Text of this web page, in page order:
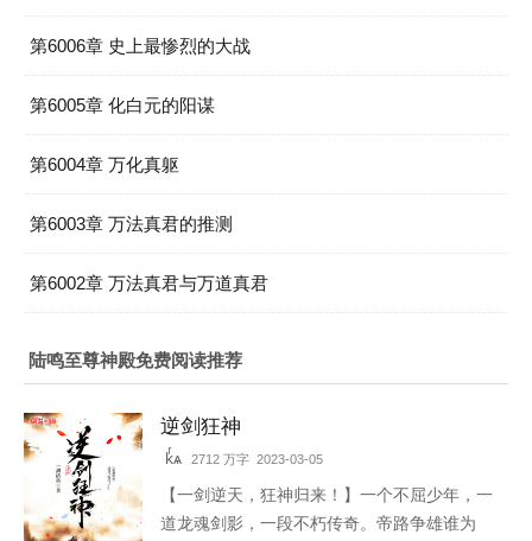
第6006章 史上最惨烈的大战
第6005章 化白元的阳谋
第6004章 万化真躯
第6003章 万法真君的推测
第6002章 万法真君与万道真君
陆鸣至尊神殿免费阅读推荐
逆剑狂神
kͬѧ 2712 万字 2023-03-05
【一剑逆天，狂神归来！】一个不屈少年，一
道龙魂剑影，一段不朽传奇。帝路争雄谁为